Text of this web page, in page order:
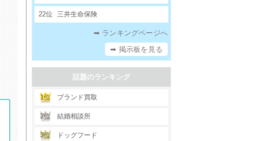
22位 三井生命保険
➡ ランキングページへ
➡ 掲示板を見る
話題のランキング
1位 ブランド買取
2位 結婚相談所
3位 ドッグフード